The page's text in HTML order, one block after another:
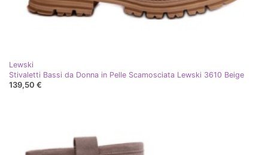
Lewski
Stivaletti Bassi da Donna in Pelle Scamosciata Lewski 3610 Beige
139,50 €